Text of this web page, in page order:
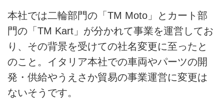
本社では二輪部門の「TM Moto」とカート部
門の「TM Kart」が分かれて事業を運営してお
り、その背景を受けての社名変更に至ったと
のこと。イタリア本社での車両やパーツの開
発・供給やうえさか貿易の事業運営に変更は
ないそうです。